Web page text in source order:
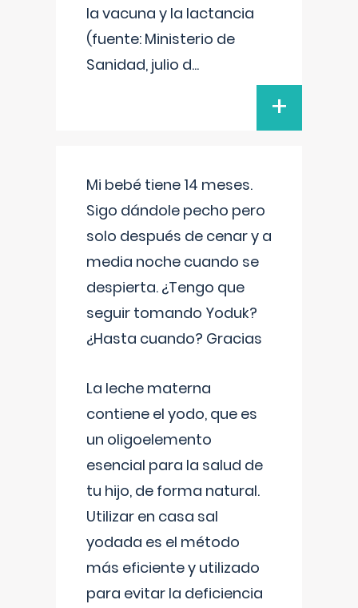
la vacuna y la lactancia
(fuente: Ministerio de
Sanidad, julio d...
+
Mi bebé tiene 14 meses.
Sigo dándole pecho pero
solo después de cenar y a
media noche cuando se
despierta. ¿Tengo que
seguir tomando Yoduk?
¿Hasta cuando? Gracias
La leche materna
contiene el yodo, que es
un oligoelemento
esencial para la salud de
tu hijo, de forma natural.
Utilizar en casa sal
yodada es el método
más eficiente y utilizado
para evitar la deficiencia